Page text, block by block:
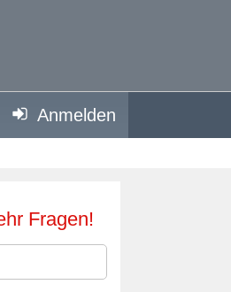
Anmelden
Fragen!